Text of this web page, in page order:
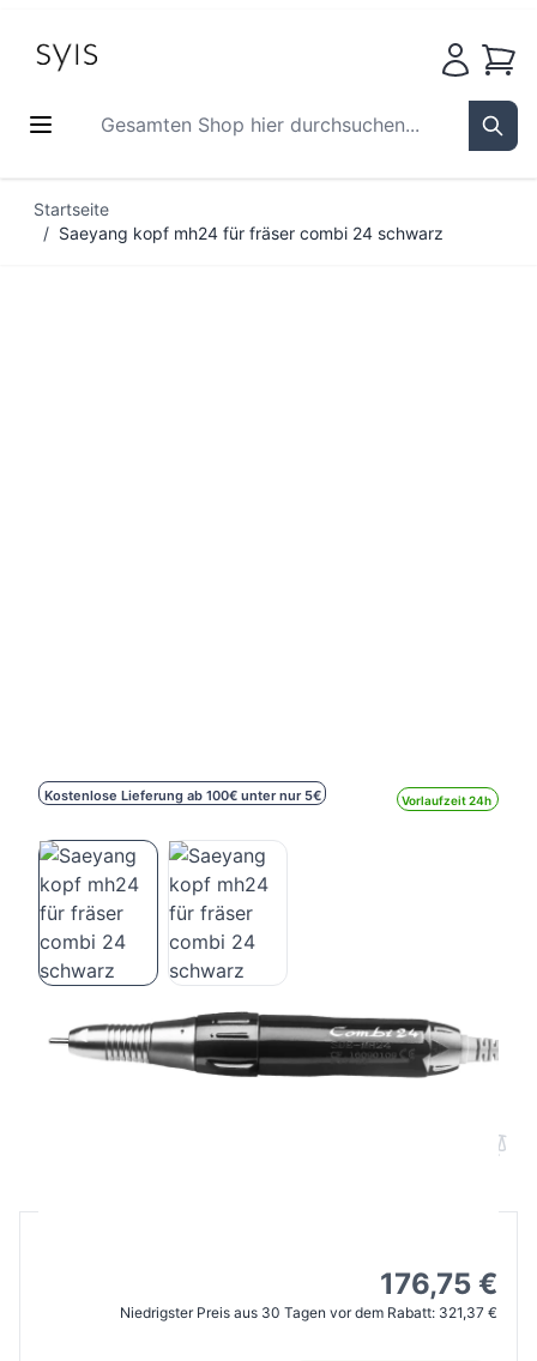
Gesamten Shop hier durchsuchen...
Startseite
/ Saeyang kopf mh24 für fräser combi 24 schwarz
Kostenlose Lieferung ab 100€ unter nur 5€ Vorlaufzeit 24h
Saeyang kopf mh24 für fräser combi 24
176,75 €
Niedrigster Preis aus 30 Tagen vor dem Rabatt: 321,37 €